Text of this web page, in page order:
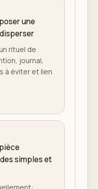
une
rituel de
journal,
à éviter et lien
simples et